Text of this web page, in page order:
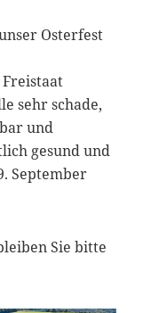
Osterfest
sehr schade,
und
gesund und
September
Sie bitte